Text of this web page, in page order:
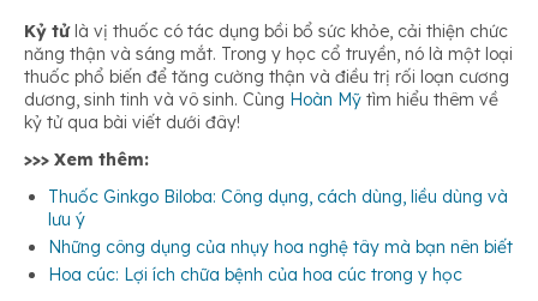
Làm đẹp da
Thải độc gan
Kỷ tửlà vị thuốc có tác dụng bồi bổ sức khỏe, cải thiện chức
năng thận và sáng mắt. Trong y học cổ truyền, nó là một loại
thuốc phổ biến để tăng cường thận và điều trị rối loạn cương
dương, sinh tinh và vô sinh. Cùng Hoàn Mỹ tìm hiểu thêm về
kỷ tử qua bài viết dưới đây!
>>> Xem thêm:
Thuốc Ginkgo Biloba: Công dụng, cách dùng, liều dùng và
lưu ý
Những công dụng của nhụy hoa nghệ tây mà bạn nên biết
Hoa cúc: Lợi ích chữa bệnh của hoa cúc trong y học